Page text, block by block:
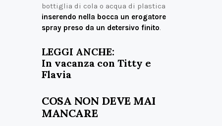
bottiglia di cola o acqua di plastica
inserendo nella bocca un erogatore
spray preso da un detersivo finito.
LEGGI ANCHE:
In vacanza con Titty e
Flavia
COSA NON DEVE MAI
MANCARE